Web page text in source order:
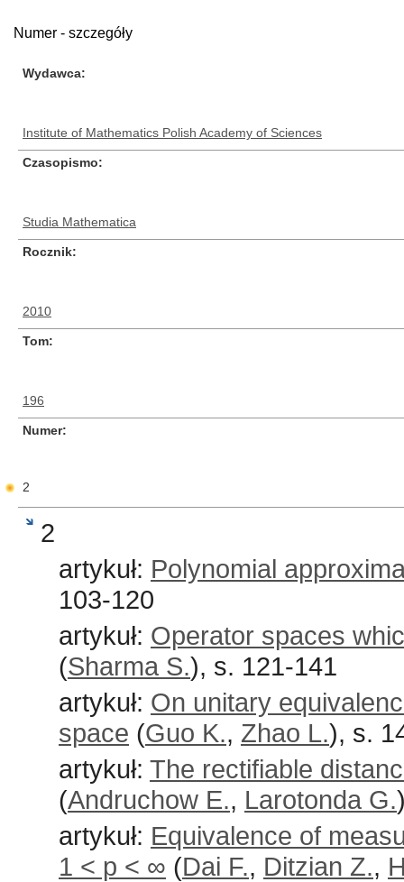
Numer - szczegóły
Wydawca
Institute of Mathematics Polish Academy of Sciences
Czasopismo
Studia Mathematica
Rocznik
2010
Tom
196
Numer
2
2
artykuł: Polynomial
103-120
artykuł: Operator spaces
(Sharma S.), s. 121-141
artykuł: On unitary
space (Guo K., Zhao L.), s.
artykuł: The rectifiable
(Andruchow E., Larotonda G.
artykuł: Equivalence of
1 < p < ∞ (Dai F., Ditzian Z.,